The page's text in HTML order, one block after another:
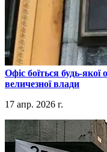
​Офіс боїться будь-якої
величезної влади
17 апр. 2026 г.